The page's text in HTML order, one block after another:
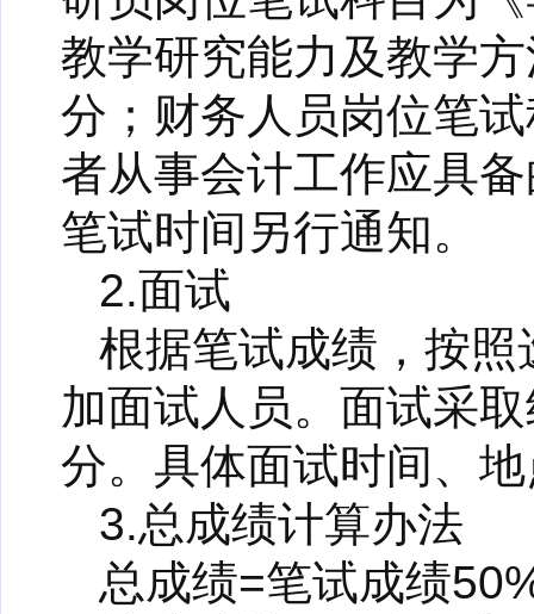
教学研究能力及教学
分；财务人员岗位笔
者从事会计工作应具
笔试时间另行通知。
2.面试
根据笔试成绩，按
加面试人员。面试采
分。具体面试时间、
3.总成绩计算办法
总成绩=笔试成绩